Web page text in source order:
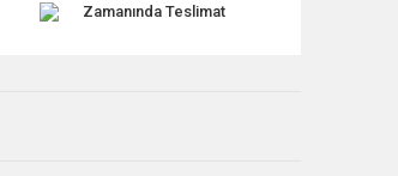
Zamanında Teslimat